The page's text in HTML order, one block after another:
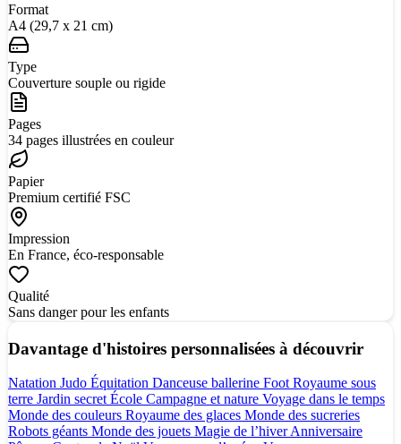
Format
A4 (29,7 x 21 cm)
Type
Couverture souple ou rigide
Pages
34 pages illustrées en couleur
Papier
Premium certifié FSC
Impression
En France, éco-responsable
Qualité
Sans danger pour les enfants
Davantage d'histoires personnalisées à découvrir
Natation Judo Équitation Danceuse ballerine Foot Royaume sous
terre Jardin secret École Campagne et nature Voyage dans le temps
Monde des couleurs Royaume des glaces Monde des sucreries
Robots géants Monde des jouets Magie de l’hiverAnniversaire